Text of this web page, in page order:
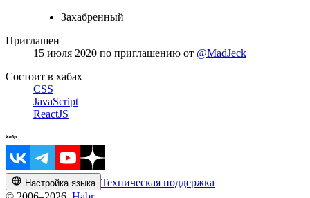
Захабренный
Приглашен
15 июля 2020 по приглашению от @MadJeck
Состоит в хабах
CSS
JavaScript
ReactJS
Настройка языка Техническая поддержка